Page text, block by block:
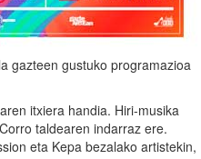
gazteen gustuko programazioa
itxiera handia. Hiri-musika
taldearen indarraz ere.
eta Kepa bezalako artistekin,